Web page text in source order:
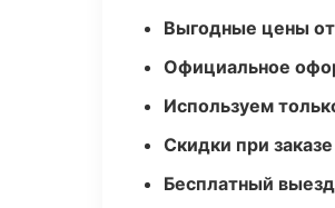
Выгодные цены
Официальное
Используем
Скидки при
Бесплатный